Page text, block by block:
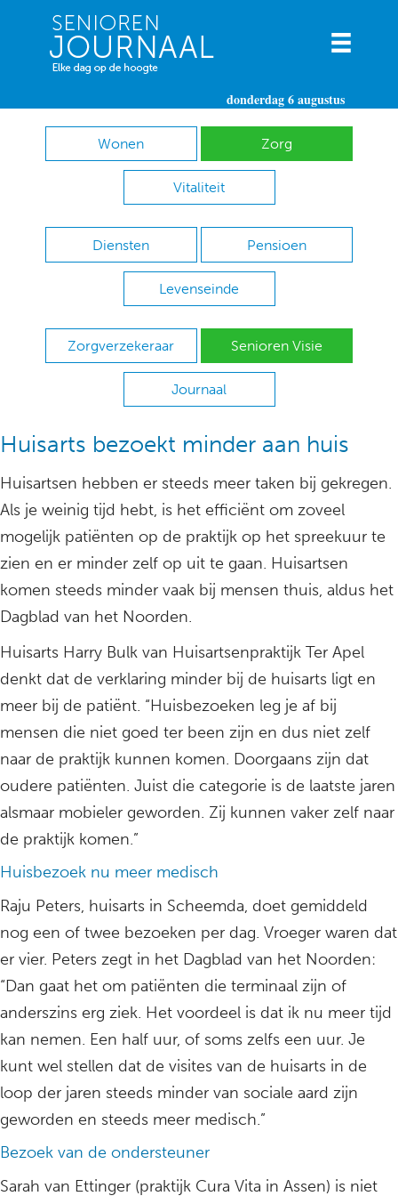
donderdag 6 augustus
Wonen Zorg
Vitaliteit
Diensten Pensioen
Levenseinde
Zorgverzekeraar Senioren Visie
Journaal
Huisarts bezoekt minder aan huis
Huisartsen hebben er steeds meer taken bij gekregen.
Als je weinig tijd hebt, is het efficiënt om zoveel
mogelijk patiënten op de praktijk op het spreekuur te
zien en er minder zelf op uit te gaan. Huisartsen
komen steeds minder vaak bij mensen thuis, aldus het
Dagblad van het Noorden.
Huisarts Harry Bulk van Huisartsenpraktijk Ter Apel
denkt dat de verklaring minder bij de huisarts ligt en
meer bij de patiënt. “Huisbezoeken leg je af bij
mensen die niet goed ter been zijn en dus niet zelf
naar de praktijk kunnen komen. Doorgaans zijn dat
oudere patiënten. Juist die categorie is de laatste jaren
alsmaar mobieler geworden. Zij kunnen vaker zelf naar
de praktijk komen.”
Huisbezoek nu meer medisch
Raju Peters, huisarts in Scheemda, doet gemiddeld
nog een of twee bezoeken per dag. Vroeger waren dat
er vier. Peters zegt in het Dagblad van het Noorden:
“Dan gaat het om patiënten die terminaal zijn of
anderszins erg ziek. Het voordeel is dat ik nu meer tijd
kan nemen. Een half uur, of soms zelfs een uur. Je
kunt wel stellen dat de visites van de huisarts in de
loop der jaren steeds minder van sociale aard zijn
geworden en steeds meer medisch.”
Bezoek van de ondersteuner
Sarah van Ettinger (praktijk Cura Vita in Assen) is niet